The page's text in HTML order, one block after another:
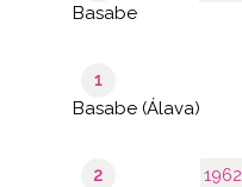
Basabe
1
Basabe (Álava)
1962
2